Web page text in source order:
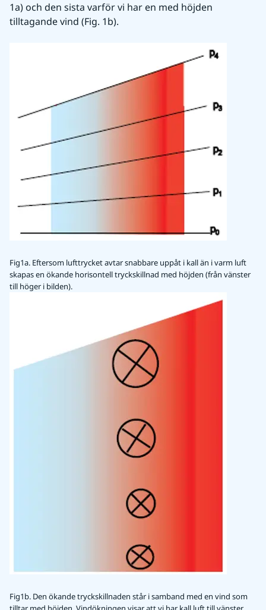
1a) och den sista varför vi har en med höjden
tilltagande vind (Fig. 1b).
Fig1a. Eftersom lufttrycket avtar snabbare uppåt i kall än i varm luft
skapas en ökande horisontell tryckskillnad med höjden (från vänster
till höger i bilden).
Fig1b. Den ökande tryckskillnaden står i samband med en vind som